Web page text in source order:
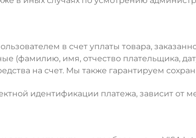
в счет уплаты товара,
(фамилию, имя, отчество плательщика,
на счет. Мы также гарантируем
идентификации платежа, зависит от